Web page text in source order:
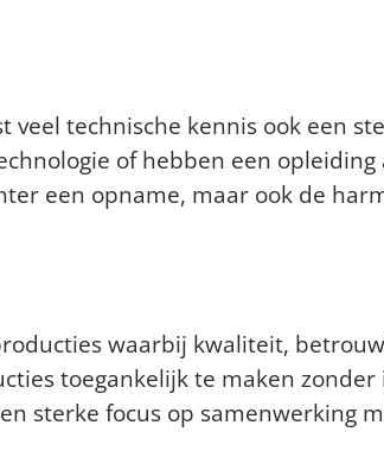
technische kennis ook een
of hebben een
een opname, maar ook de
waarbij kwaliteit,
toegankelijk te maken
sterke focus op samenwerking